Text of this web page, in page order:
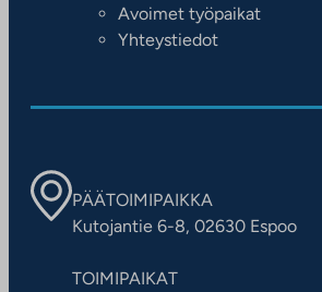
Avoimet työpaikat
Yhteystiedot
PÄÄTOIMIPAIKKA
Kutojantie 6-8, 02630 Espoo
TOIMIPAIKAT